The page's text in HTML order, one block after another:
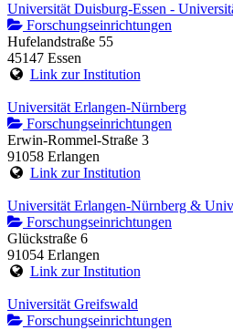
Universität Duisburg-Essen -
Forschungseinrichtungen
Hufelandstraße 55
45147 Essen
Link zur Institution
Universität Erlangen-Nürnberg
Forschungseinrichtungen
Erwin-Rommel-Straße 3
91058 Erlangen
Link zur Institution
Universität Erlangen-Nürnberg &
Forschungseinrichtungen
Glückstraße 6
91054 Erlangen
Link zur Institution
Universität Greifswald
Forschungseinrichtungen